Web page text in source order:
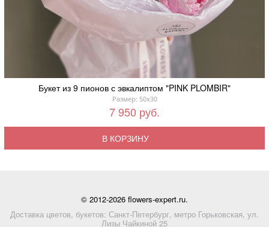
Букет из 9 пионов с эвкалиптом "PINK PLOMBIR"
Размер: 50x30
7 950 руб.
В КОРЗИНУ
© 2012-2026 flowers-expert.ru.
Доставка цветов, букетов: Санкт-Петербург, метро Горьковская, ул.
Лизы Чайкиной 25